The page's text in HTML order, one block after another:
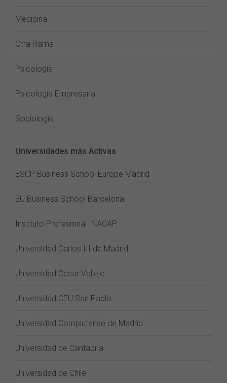
Medicina
Otra Rama
Psicología
Psicología Empresarial
Sociología
Universidades más Activas
ESCP Business School Europe Madrid
EU Business School Barcelona
Instituto Profesional INACAP
Universidad Carlos III de Madrid
Universidad César Vallejo
Universidad CEU San Pablo
Universidad Complutense de Madrid
Universidad de Cantabria
Universidad de Chile